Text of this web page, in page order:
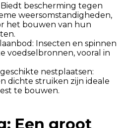
bescherming tegen
weersomstandigheden,
het bouwen van hun
Insecten en spinnen
voedselbronnen, vooral in
nestplaatsen:
dichte struiken zijn ideale
te bouwen.
Een groot